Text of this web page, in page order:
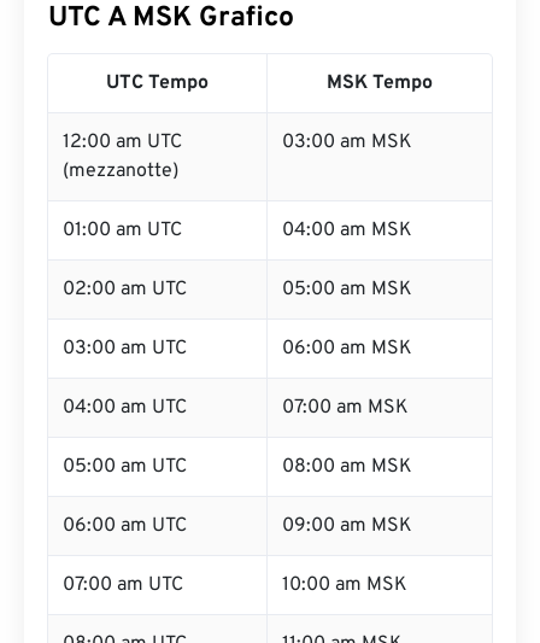
UTC A MSK Grafico
UTC Tempo MSK Tempo
12:00 am UTC
(mezzanotte)
03:00 am MSK
01:00 am UTC 04:00 am MSK
02:00 am UTC 05:00 am MSK
03:00 am UTC 06:00 am MSK
04:00 am UTC 07:00 am MSK
05:00 am UTC 08:00 am MSK
06:00 am UTC 09:00 am MSK
07:00 am UTC 10:00 am MSK